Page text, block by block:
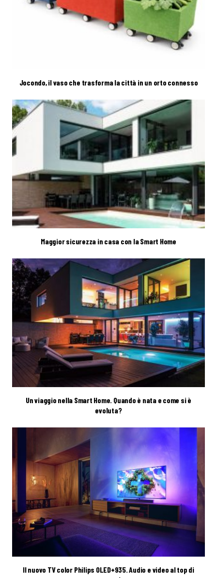
Jocondo, il vaso che trasforma la città in un orto connesso
Maggior sicurezza in casa con la Smart Home
Un viaggio nella Smart Home. Quando è nata e come si è
evoluta?
Il nuovo TV color Philips OLED+935. Audio e video al top di